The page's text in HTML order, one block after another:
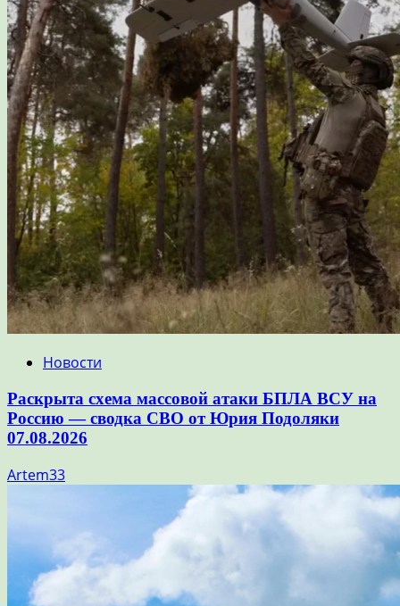
Новости
Раскрыта схема массовой атаки БПЛА ВСУ на
Россию — сводка СВО от Юрия Подоляки
07.08.2026
Artem33